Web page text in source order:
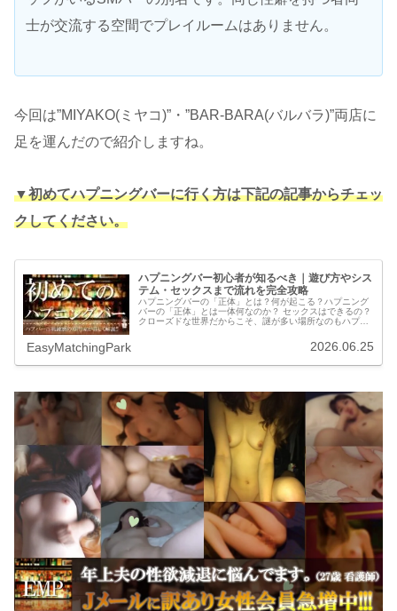
士が交流する空間でプレイルームはありません。
今回は”MIYAKO(ミヤコ)”・”BAR-BARA(バルバラ)”両店に
足を運んだので紹介しますね。
▼初めてハプニングバーに行く方は下記の記事からチェッ
クしてください。
ハプニングバー初心者が知るべき｜遊び方やシス
テム・セックスまで流れを完全攻略
ハプニングバーの「正体」とは？何が起こる？ハプニング
バーの「正体」とは一体何なのか？ セックスはできるの？
クローズドな世界だからこそ、謎が多い場所なのもハプニ
EasyMatchingPark 2026.06.25